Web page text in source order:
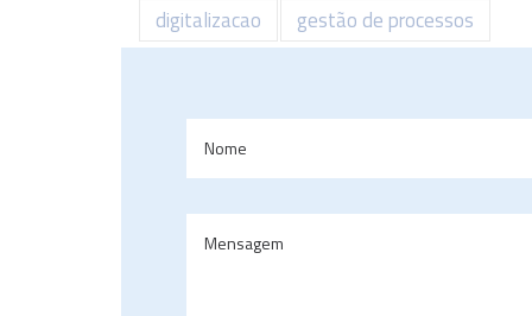
digitalizacao gestão de processos